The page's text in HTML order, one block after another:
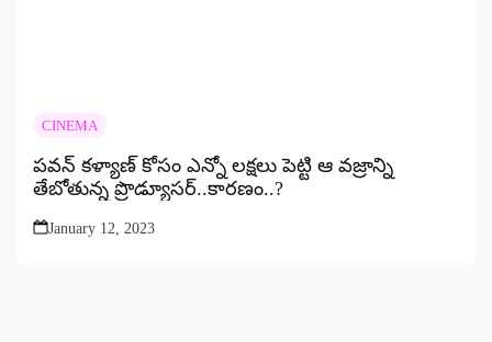
CINEMA
పవన్ కళ్యాణ్ కోసం ఎన్నో లక్షలు పెట్టి ఆ వజ్రాన్ని
తేబోతున్న ప్రొడ్యూసర్..కారణం..?
January 12, 2023